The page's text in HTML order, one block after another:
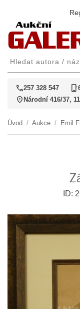
call257 328 547 phone_iphone
location_on Národní 416/37,
Úvod / Aukce / Emil
ID: